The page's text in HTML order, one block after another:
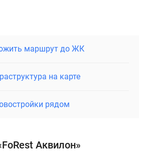
маршрут до ЖК
на карте
рядом
Аквилон»